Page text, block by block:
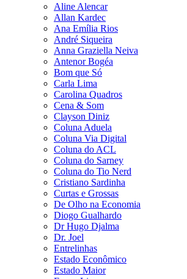
Aline Alencar
Allan Kardec
Ana Emília Rios
André Siqueira
Anna Graziella Neiva
Antenor Bogéa
Bom que Só
Carla Lima
Carolina Quadros
Cena & Som
Clayson Diniz
Coluna Aduela
Coluna Via Digital
Coluna do ACL
Coluna do Sarney
Coluna do Tio Nerd
Cristiano Sardinha
Curtas e Grossas
De Olho na Economia
Diogo Gualhardo
Dr Hugo Djalma
Dr. Joel
Entrelinhas
Estado Econômico
Estado Maior